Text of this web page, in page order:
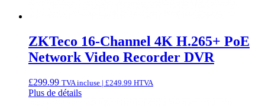
ZKTeco 16-Channel 4K H.265+ PoE
Network Video Recorder DVR
£299.99 TVA incluse | £249.99 HTVA
Plus de détails